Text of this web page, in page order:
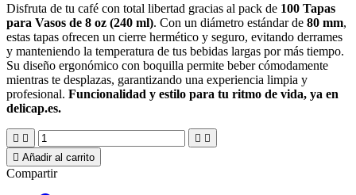
Disfruta de tu café con total libertad gracias al pack de 100 Tapas
para Vasos de 8 oz (240 ml). Con un diámetro estándar de 80 mm,
estas tapas ofrecen un cierre hermético y seguro, evitando derrames
y manteniendo la temperatura de tus bebidas largas por más tiempo.
Su diseño ergonómico con boquilla permite beber cómodamente
mientras te desplazas, garantizando una experiencia limpia y
profesional. Funcionalidad y estilo para tu ritmo de vida, ya en
delicap.es.
   
 Añadir al carrito
Compartir